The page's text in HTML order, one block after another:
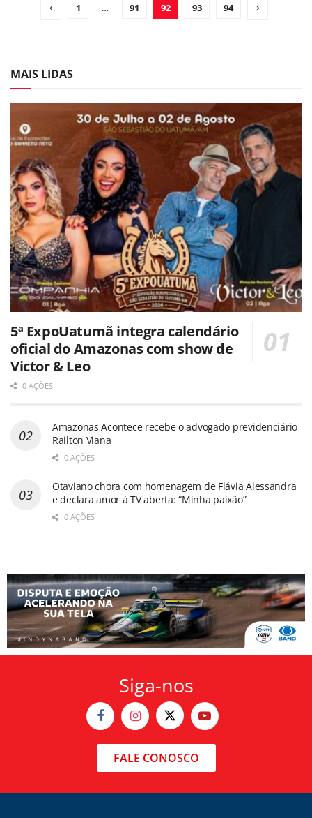
1 … 91 92 93 94
MAIS LIDAS
5ª ExpoUatumã integra calendário
oficial do Amazonas com show de
Victor & Leo
0 AÇÕES
Amazonas Acontece recebe o advogado previdenciário
Railton Viana
0 AÇÕES
Otaviano chora com homenagem de Flávia Alessandra
e declara amor à TV aberta: “Minha paixão”
0 AÇÕES
Siga-nos
FALE CONOSCO